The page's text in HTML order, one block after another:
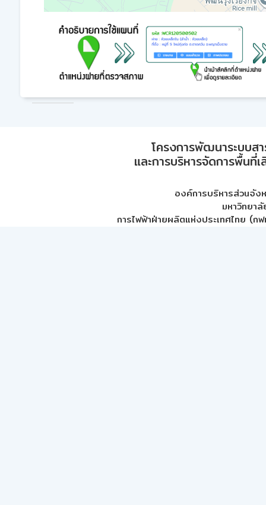
โครงการพัฒนาระบบส
และการบริหารจัดการพื้นที่
องค์การบริหารส่วนจัง
มหาวิทยา
การไฟฟ้าฝ่ายผลิตแห่งประเทศไทย (กฟ